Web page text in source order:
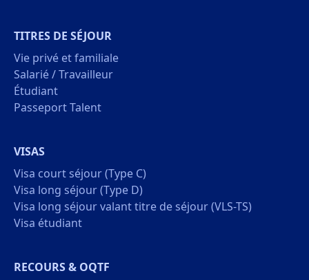
TITRES DE SÉJOUR
Vie privé et familiale
Salarié / Travailleur
Étudiant
Passeport Talent
VISAS
Visa court séjour (Type C)
Visa long séjour (Type D)
Visa long séjour valant titre de séjour (VLS-TS)
Visa étudiant
RECOURS & OQTF